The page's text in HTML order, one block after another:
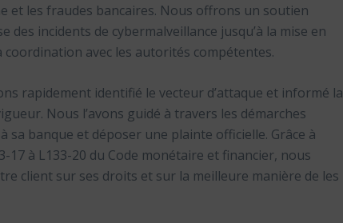
et les fraudes bancaires. Nous offrons un soutien
des incidents de cybermalveillance jusqu’à la mise en
avec les autorités compétentes.
rapidement identifié le vecteur d’attaque et informé la
Nous l’avons guidé à travers les démarches
sa banque et déposer une plainte officielle. Grâce à
17 à L133-20 du Code monétaire et financier, nous
client sur ses droits et sur la meilleure manière de les